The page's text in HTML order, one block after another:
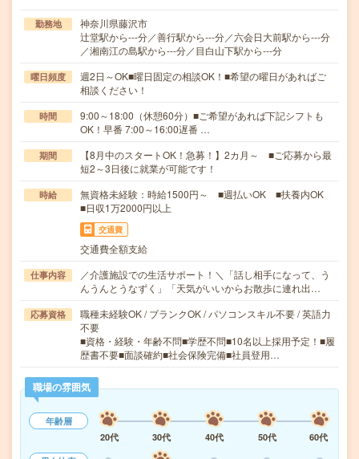
勤務地
神奈川県藤沢市
辻堂駅から---分／善行駅から---分／六会日大前駅から---分
／湘南江の島駅から---分／目白山下駅から---分
曜日頻度
週2日～OK■曜日固定の相談OK！■希望の曜日があればご
相談ください！
時間
9:00～18:00（休憩60分）■ご希望があれば下記シフトも
OK！早番 7:00～16:00遅番 …
期間
【8月中のスタートOK！急募！】2カ月～ ■ご応募から最
短2～3日後に就業が可能です！
時給
無資格未経験：時給1500円～ ■週払いOK ■扶養内OK
■日収1万2000円以上
交通費
交通費全額支給
仕事内容
／介護施設での生活サポート！＼「話し相手になって、う
んうんとうなずく」「天気がいいからお散歩に連れ出…
応募資格
職種未経験OK / ブランクOK / パソコンスキル不要 / 英語力
不要
■資格・経験・年齢不問■学歴不問■10名以上採用予定！■履
歴書不要■面談確約■社会保険完備■社員登用…
職場の雰囲気
年齢層
20代
30代 40代 50代
60代